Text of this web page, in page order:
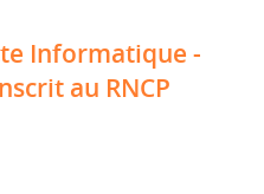
Informatique -
au RNCP